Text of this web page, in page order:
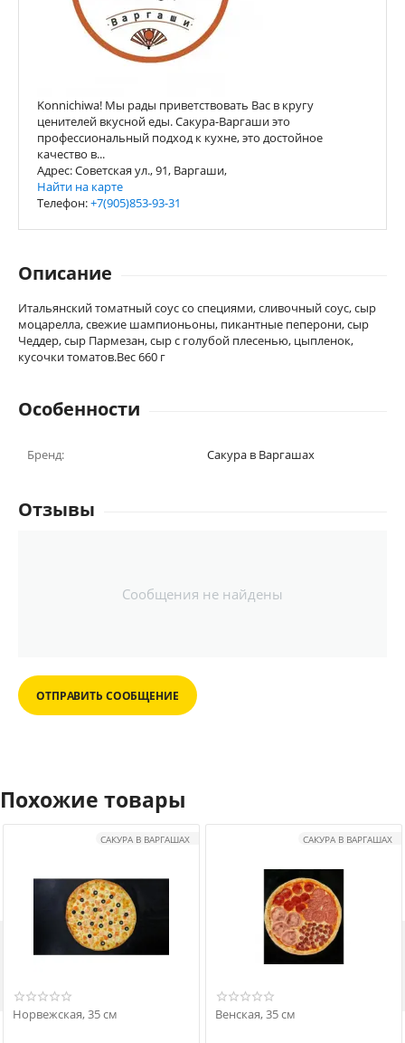
Konnichiwa! Мы рады приветствовать Вас в кругу
ценителей вкусной еды. Сакура-Варгаши это
профессиональный подход к кухне, это достойное
качество в...
Адрес: Советская ул., 91, Варгаши,
Найти на карте
Телефон:+7(905)853-93-31
Описание
Итальянский томатный соус со специями, сливочный соус, сыр
моцарелла, свежие шампионьоны, пикантные пеперони, сыр
Чеддер, сыр Пармезан, сыр с голубой плесенью, цыпленок,
кусочки томатов.Вес 660 г
Особенности
Бренд: Сакура в Варгашах
Отзывы
Сообщения не найдены
ОТПРАВИТЬ СООБЩЕНИЕ
Похожие товары
САКУРА В ВАРГАШАХ
Норвежская, 35 см
САКУРА В ВАРГАШАХ
Венская, 35 см